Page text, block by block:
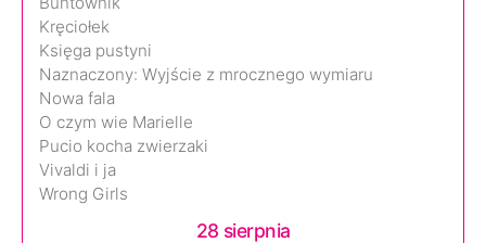
Kręciołek
Księga pustyni
Naznaczony: Wyjście z mrocznego wymiaru
Nowa fala
O czym wie Marielle
Pucio kocha zwierzaki
Vivaldi i ja
Wrong Girls
28 sierpnia